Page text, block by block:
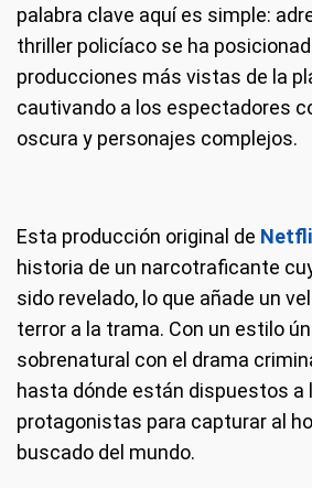
palabra clave aquí es simple:
thriller policíaco se ha
producciones más vistas de la
cautivando a los espectadores
oscura y personajes complejos.
Esta producción original de
historia de un narcotraficante
sido revelado, lo que añade un
terror a la trama. Con un estilo
sobrenatural con el drama
hasta dónde están dispuestos a
protagonistas para capturar al
buscado del mundo.